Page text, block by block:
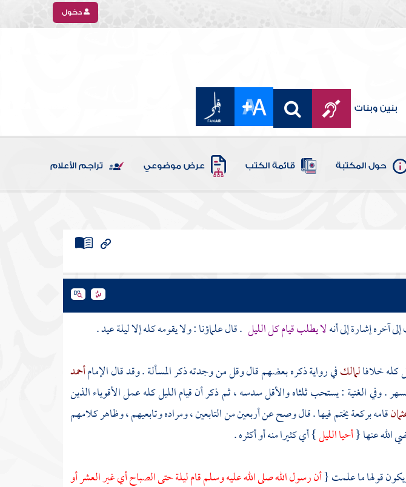
دخول
بنين وبنات
حول المكتبة قائمة الكتب عرض موضوعي تراجم الأعلام
آخره إشارة إلى أنهلا يطلب قيام كل الليل . قال علماؤنا : ولا يقومه كله إلا ليلة عيد .
كله خلافالمالكفي رواية ذكره بعضهم قال وقل من وجدته ذكر المسألة . وقد قال الإمامأحمد
. وفي الغنية : يستحب ثلثاه والأقل سدسه ، ثم ذكر أن قيام الليل كله عمل الأقوياء الذين
قامه بركعة يختم فيها . قال وصح عن أربعين من التابعين ، ومراده وتابعيهم ، وظاهر كلامهم
الله عنها {أحيا الليل} أي كثيرا منه أو أكثره .
ويكون قولها ما علمت {أن رسول الله صلى الله عليه وسلم قام ليلة حتى الصباح أي غير العشر أو